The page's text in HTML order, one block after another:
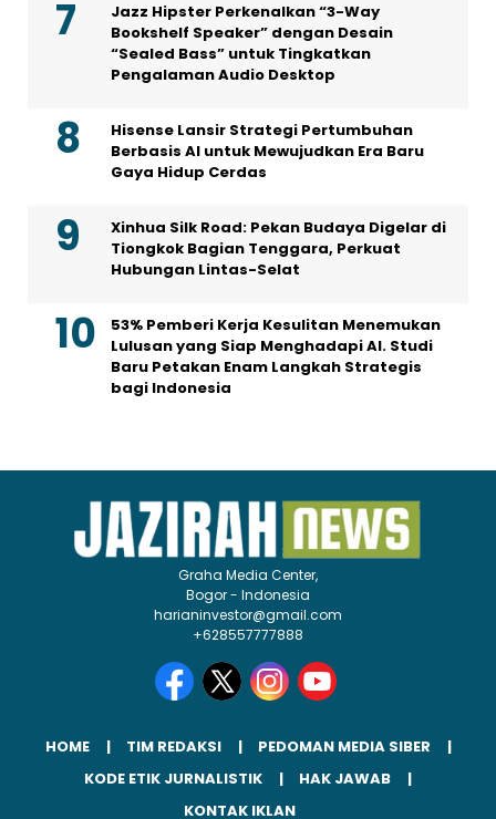
Jazz Hipster Perkenalkan “3-Way
Bookshelf Speaker” dengan Desain
“Sealed Bass” untuk Tingkatkan
Pengalaman Audio Desktop
Hisense Lansir Strategi Pertumbuhan
Berbasis AI untuk Mewujudkan Era Baru
Gaya Hidup Cerdas
Xinhua Silk Road: Pekan Budaya Digelar di
Tiongkok Bagian Tenggara, Perkuat
Hubungan Lintas-Selat
53% Pemberi Kerja Kesulitan Menemukan
Lulusan yang Siap Menghadapi AI. Studi
Baru Petakan Enam Langkah Strategis
bagi Indonesia
Graha Media Center,
Bogor - Indonesia
harianinvestor@gmail.com
+628557777888
HOME TIM REDAKSI
PEDOMAN MEDIA SIBER
KODE ETIK JURNALISTIK
HAK JAWAB
KONTAK IKLAN